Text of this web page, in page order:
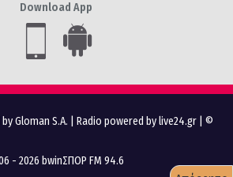
Download App
Gloman S.A. Radio powered by live24.gr | ©
- 2026 bwinΣΠΟΡ FM 94.6